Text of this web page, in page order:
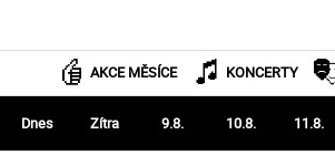
AKCE MĚSÍCE KONCERTY
Dnes Zítra 9.8. 10.8. 11.8.